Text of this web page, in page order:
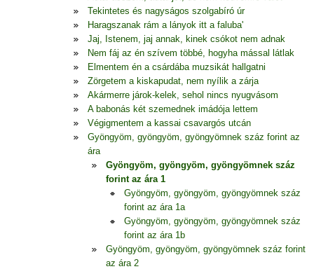
Tekintetes és nagyságos szolgabíró úr
Haragszanak rám a lányok itt a faluba'
Jaj, Istenem, jaj annak, kinek csókot nem adnak
Nem fáj az én szívem többé, hogyha mással látlak
Elmentem én a csárdába muzsikát hallgatni
Zörgetem a kiskapudat, nem nyílik a zárja
Akármerre járok-kelek, sehol nincs nyugvásom
A babonás két szemednek imádója lettem
Végigmentem a kassai csavargós utcán
Gyöngyöm, gyöngyöm, gyöngyömnek száz forint az
ára
Gyöngyöm, gyöngyöm, gyöngyömnek száz
forint az ára 1
Gyöngyöm, gyöngyöm, gyöngyömnek száz
forint az ára 1a
Gyöngyöm, gyöngyöm, gyöngyömnek száz
forint az ára 1b
Gyöngyöm, gyöngyöm, gyöngyömnek száz forint
az ára 2